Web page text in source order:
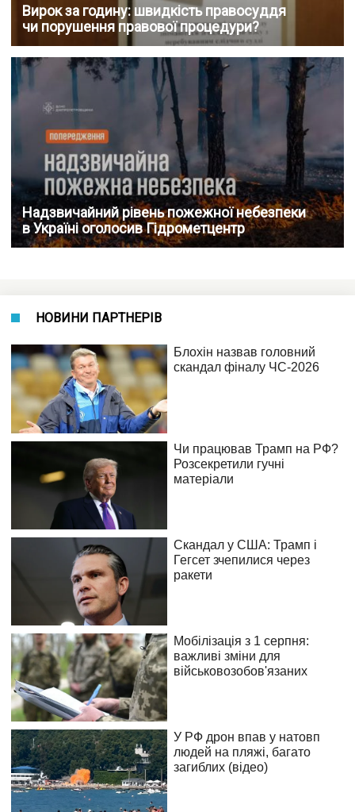
Вирок за годину: швидкість правосуддя
чи порушення правової процедури?
Надзвичайний рівень пожежної небезпеки
в Україні оголосив Гідрометцентр
НОВИНИ ПАРТНЕРІВ